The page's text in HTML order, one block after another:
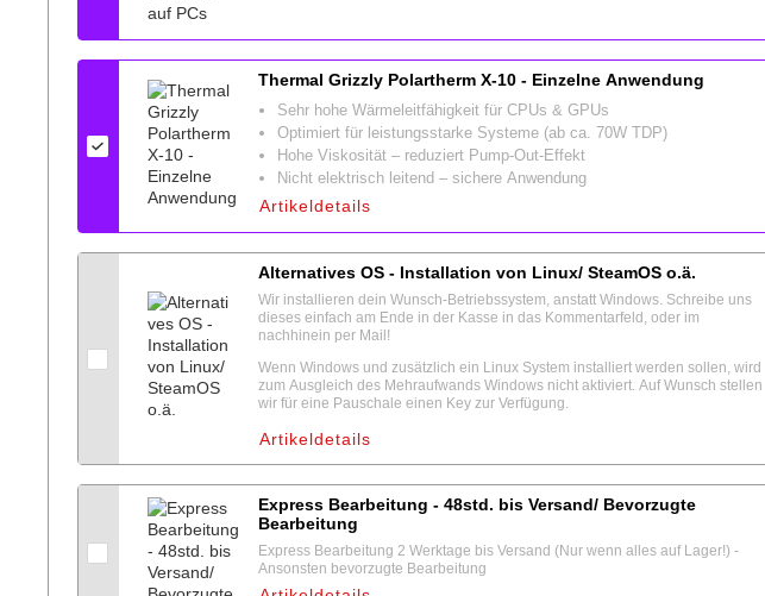
Thermal Grizzly Polartherm X-10 - Einzelne Anwendung
Sehr hohe Wärmeleitfähigkeit für CPUs & GPUs
Optimiert für leistungsstarke Systeme (ab ca. 70W TDP)
Hohe Viskosität – reduziert Pump-Out-Effekt
Nicht elektrisch leitend – sichere Anwendung
Artikeldetails
Alternatives OS - Installation von Linux/ SteamOS o.ä.
Wir installieren dein Wunsch-Betriebssystem, anstatt Windows. Schreibe uns
dieses einfach am Ende in der Kasse in das Kommentarfeld, oder im
nachhinein per Mail!
Wenn Windows und zusätzlich ein Linux System installiert werden sollen, wird
zum Ausgleich des Mehraufwands Windows nicht aktiviert. Auf Wunsch stellen
wir für eine Pauschale einen Key zur Verfügung.
Artikeldetails
Express Bearbeitung - 48std. bis Versand/ Bevorzugte
Bearbeitung
Express Bearbeitung 2 Werktage bis Versand (Nur wenn alles auf Lager!) -
Ansonsten bevorzugte Bearbeitung